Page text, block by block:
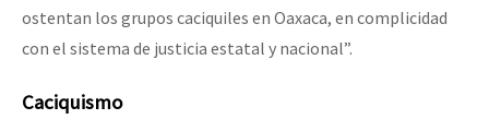
ostentan los grupos caciquiles en Oaxaca, en complicidad
con el sistema de justicia estatal y nacional”.
Caciquismo